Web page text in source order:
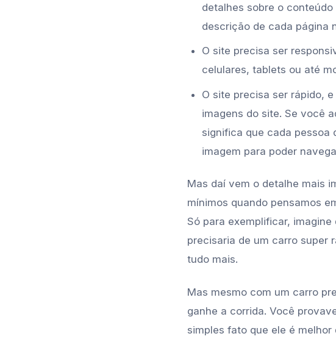
detalhes sobre o
descrição de cada página
O site precisa ser
celulares, tablets ou até
O site precisa ser rápido,
imagens do site. Se você
significa que cada pessoa
imagem para poder
Mas daí vem o detalhe mais
mínimos quando pensamos
Só para exemplificar,
precisaria de um carro super
tudo mais.
Mas mesmo com um carro
ganhe a corrida. Você
simples fato que ele é